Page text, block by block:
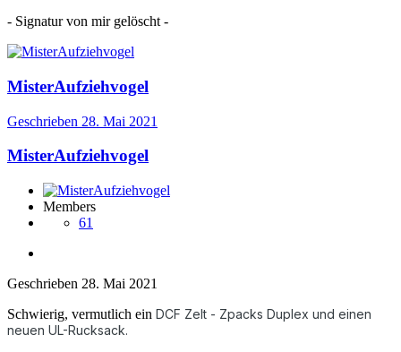
- Signatur von mir gelöscht -
MisterAufziehvogel
Geschrieben 28. Mai 2021
MisterAufziehvogel
Members
61
Geschrieben 28. Mai 2021
Schwierig, vermutlich ein DCF Zelt - Zpacks Duplex und einen
neuen UL-Rucksack.